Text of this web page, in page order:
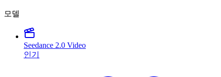
모델
Seedance 2.0 Video
인기